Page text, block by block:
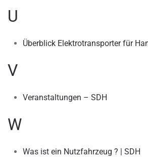
U
Überblick Elektrotransporter für
V
Veranstaltungen – SDH
W
Was ist ein Nutzfahrzeug ? | SDH